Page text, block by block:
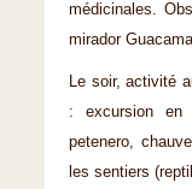
médicinales.
mirador
Le soir, activité
: excursion en
petenero,
les sentiers